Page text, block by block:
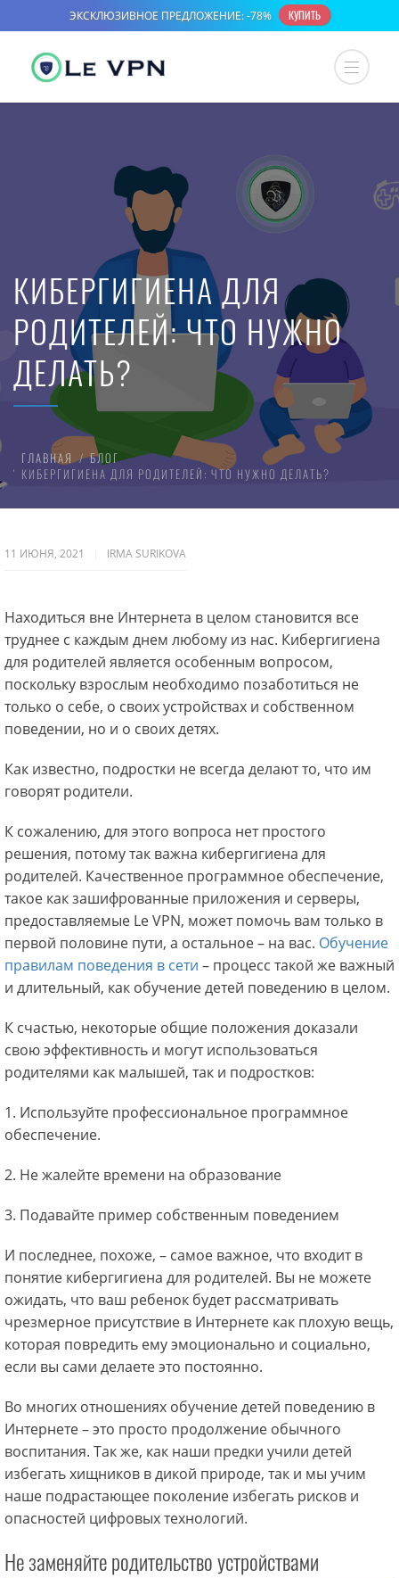
КИБЕРГИГИЕНА ДЛЯ
РОДИТЕЛЕЙ: ЧТО НУЖНО
ДЕЛАТЬ?
ГЛАВНАЯ
БЛОГ
КИБЕРГИГИЕНА ДЛЯ РОДИТЕЛЕЙ: ЧТО НУЖНО ДЕЛАТЬ?
11 ИЮНЯ, 2021 IRMA SURIKOVA
Находиться вне Интернета в целом становится все
труднее с каждым днем любому из нас. Кибергигиена
для родителей является особенным вопросом,
поскольку взрослым необходимо позаботиться не
только о себе, о своих устройствах и собственном
поведении, но и о своих детях.
Как известно, подростки не всегда делают то, что им
говорят родители.
К сожалению, для этого вопроса нет простого
решения, потому так важна кибергигиена для
родителей. Качественное программное обеспечение,
такое как зашифрованные приложения и серверы,
предоставляемые Le VPN, может помочь вам только в
первой половине пути, а остальное – на вас. Обучение
правилам поведения в сети – процесс такой же важный
и длительный, как обучение детей поведению в целом.
К счастью, некоторые общие положения доказали
свою эффективность и могут использоваться
родителями как малышей, так и подростков:
1. Используйте профессиональное программное
обеспечение.
2. Не жалейте времени на образование
3. Подавайте пример собственным поведением
И последнее, похоже, – самое важное, что входит в
понятие кибергигиена для родителей. Вы не можете
ожидать, что ваш ребенок будет рассматривать
чрезмерное присутствие в Интернете как плохую вещь,
которая повредить ему эмоционально и социально,
если вы сами делаете это постоянно.
Во многих отношениях обучение детей поведению в
Интернете – это просто продолжение обычного
воспитания. Так же, как наши предки учили детей
избегать хищников в дикой природе, так и мы учим
наше подрастающее поколение избегать рисков и
опасностей цифровых технологий.
Не заменяйте родительство устройствами